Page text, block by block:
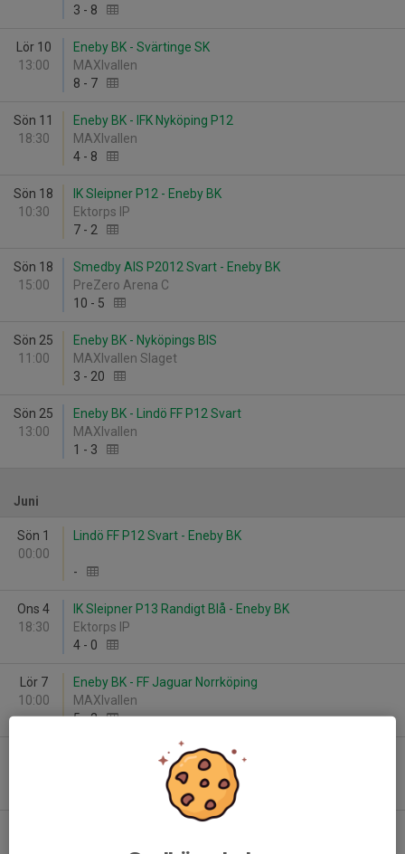
3 - 8
Lör 10
13:00
Eneby BK - Svärtinge SK
MAXIvallen
8 - 7
Sön 11
18:30
Eneby BK - IFK Nyköping P12
MAXIvallen
4 - 8
Sön 18
10:30
IK Sleipner P12 - Eneby BK
Ektorps IP
7 - 2
Sön 18
15:00
Smedby AIS P2012 Svart - Eneby BK
PreZero Arena C
10 - 5
Sön 25
11:00
Eneby BK - Nyköpings BIS
MAXIvallen Slaget
3 - 20
Sön 25
13:00
Eneby BK - Lindö FF P12 Svart
MAXIvallen
1 - 3
Juni
Sön 1
00:00
Lindö FF P12 Svart - Eneby BK
-
Ons 4
18:30
IK Sleipner P13 Randigt Blå - Eneby BK
Ektorps IP
4 - 0
Lör 7
10:00
Eneby BK - FF Jaguar Norrköping
MAXIvallen
5-2
Eneby BK - IFK Norrköping FK P2013 Röd